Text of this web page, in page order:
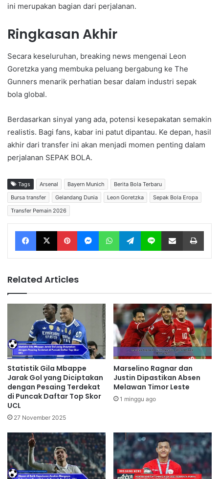
ini merupakan bagian dari perjalanan.
Ringkasan Akhir
Secara keseluruhan, breaking news mengenai Leon
Goretzka yang membuka peluang bergabung ke The
Gunners menarik perhatian besar dalam industri sepak
bola global.
Berdasarkan sinyal yang ada, potensi kesepakatan semakin
realistis. Bagi fans, kabar ini patut dipantau. Ke depan, hasil
akhir dari transfer ini akan menjadi momen penting dalam
perjalanan SEPAK BOLA.
Tags Arsenal Bayern Munich
Berita Bola Terbaru
Bursa transfer
Gelandang Dunia Leon Goretzka
Sepak Bola Eropa
Transfer Pemain 2026
Facebook X Pinterest Messenger WhatsApp Telegram Line Share via Email
Related Articles
Statistik Gila Mbappe
Jarak Gol yang Diciptakan
dengan Pesaing Terdekat
di Puncak Daftar Top Skor
UCL
27 November 2025
Marselino Ragnar dan
Justin Dipastikan Absen
Melawan Timor Leste
1 minggu ago